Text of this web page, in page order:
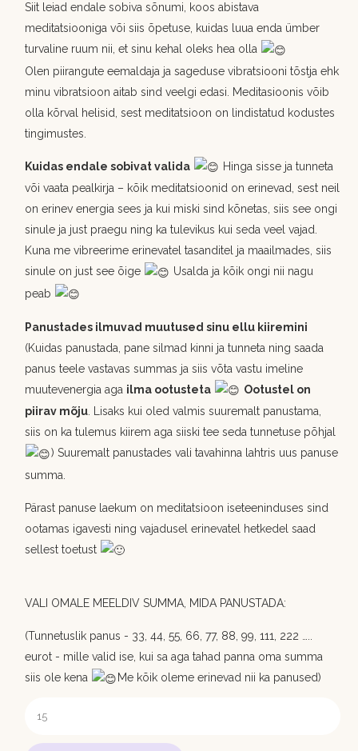
Siit leiad endale sobiva sõnumi, koos abistava
meditatsiooniga või siis õpetuse, kuidas luua enda ümber
turvaline ruum nii, et sinu kehal oleks hea olla
Olen piirangute eemaldaja ja sageduse vibratsiooni tõstja ehk
minu vibratsioon aitab sind veelgi edasi. Meditasioonis võib
olla kõrval helisid, sest meditatsioon on lindistatud kodustes
tingimustes.
Kuidas endale sobivat valida
Hinga sisse ja tunneta
või vaata pealkirja – kõik meditatsioonid on erinevad, sest neil
on erinev energia sees ja kui miski sind kõnetas, siis see ongi
sinule ja just praegu ning ka tulevikus kui seda veel vajad.
Kuna me vibreerime erinevatel tasanditel ja maailmades, siis
sinule on just see õige
Usalda ja kõik ongi nii nagu
peab
Panustades ilmuvad muutused sinu ellu kiiremini
(Kuidas panustada, pane silmad kinni ja tunneta ning saada
panus teele vastavas summas ja siis võta vastu imeline
muutevenergia aga ilma ootusteta
Ootustel on
piirav mõju. Lisaks kui oled valmis suuremalt panustama,
siis on ka tulemus kiirem aga siiski tee seda tunnetuse põhjal
) Suuremalt panustades vali tavahinna lahtris uus panuse
summa.
Pärast panuse laekum on meditatsioon iseteeninduses sind
ootamas igavesti ning vajadusel erinevatel hetkedel saad
sellest toetust
VALI OMALE MEELDIV SUMMA, MIDA PANUSTADA:
(Tunnetuslik panus - 33, 44, 55, 66, 77, 88, 99, 111, 222 …..
eurot - mille valid ise, kui sa aga tahad panna oma summa
siis ole kena
Me kõik oleme erinevad nii ka panused)